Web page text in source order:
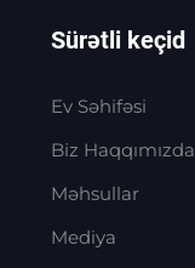
Sürətli keçid
Ev Səhifəsi
Biz Haqqımızda
Məhsullar
Mediya